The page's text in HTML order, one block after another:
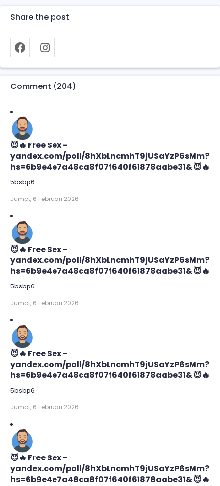
Share the post
Comment (204)
😈🔥 Free Sex -
yandex.com/poll/8hXbLncmhT9jUSaYzP6sMm?
hs=6b9e4e7a48ca8f07f640f61878aabe31& 😈🔥
5bsbp6
Jumat, 6 Februari 2026
😈🔥 Free Sex -
yandex.com/poll/8hXbLncmhT9jUSaYzP6sMm?
hs=6b9e4e7a48ca8f07f640f61878aabe31& 😈🔥
5bsbp6
Jumat, 6 Februari 2026
😈🔥 Free Sex -
yandex.com/poll/8hXbLncmhT9jUSaYzP6sMm?
hs=6b9e4e7a48ca8f07f640f61878aabe31& 😈🔥
5bsbp6
Jumat, 6 Februari 2026
😈🔥 Free Sex -
yandex.com/poll/8hXbLncmhT9jUSaYzP6sMm?
hs=6b9e4e7a48ca8f07f640f61878aabe31& 😈🔥